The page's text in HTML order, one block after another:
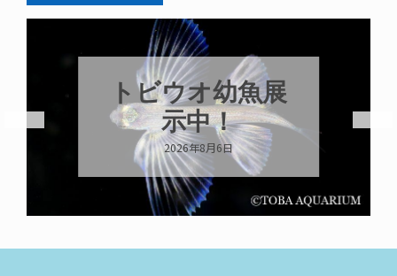
トビウオ幼魚展
示中！
2026年8月6日